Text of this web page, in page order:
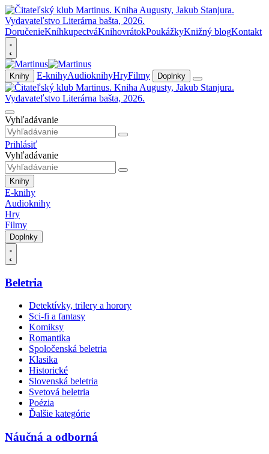
DoručenieKníhkupectváKnihovrátokPoukážkyKnižný blogKontakt
Knihy E-knihyAudioknihyHryFilmy Doplnky
Vyhľadávanie
Prihlásiť
Vyhľadávanie
Knihy
E-knihy
Audioknihy
Hry
Filmy
Doplnky
Beletria
Detektívky, trilery a horory
Sci-fi a fantasy
Komiksy
Romantika
Spoločenská beletria
Klasika
Historické
Slovenská beletria
Svetová beletria
Poézia
Ďalšie kategórie
Náučná a odborná